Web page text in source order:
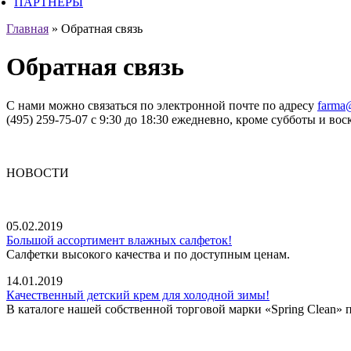
Главная » Обратная связь
Обратная связь
С нами можно связаться по электронной почте по адресу
(495) 259-75-07 с 9:30 до 18:30 ежедневно, кроме субботы и
НОВОСТИ
05.02.2019
Большой ассортимент влажных салфеток!
Салфетки высокого качества и по доступным ценам.
14.01.2019
Качественный детский крем для холодной зимы!
В каталоге нашей собственной торговой марки «Spring